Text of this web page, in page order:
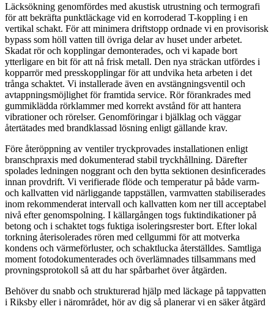
Läcksökning genomfördes med akustisk utrustning och termografi
för att bekräfta punktläckage vid en korroderad T-koppling i en
vertikal schakt. För att minimera driftstopp ordnade vi en provisorisk
bypass som höll vatten till övriga delar av huset under arbetet.
Skadat rör och kopplingar demonterades, och vi kapade bort
ytterligare en bit för att nå frisk metall. Den nya sträckan utfördes i
kopparrör med presskopplingar för att undvika heta arbeten i det
trånga schaktet. Vi installerade även en avstängningsventil och
avtappningsmöjlighet för framtida service. Rör förankrades med
gummiklädda rörklammer med korrekt avstånd för att hantera
vibrationer och rörelser. Genomföringar i bjälklag och väggar
återtätades med brandklassad lösning enligt gällande krav.
Före återöppning av ventiler tryckprovades installationen enligt
branschpraxis med dokumenterad stabil tryckhållning. Därefter
spolades ledningen noggrant och den bytta sektionen desinficerades
innan provdrift. Vi verifierade flöde och temperatur på både varm-
och kallvatten vid närliggande tappställen, varmvatten stabiliserades
inom rekommenderat intervall och kallvatten kom ner till acceptabel
nivå efter genomspolning. I källargången togs fuktindikationer på
betong och i schaktet togs fuktiga isoleringsrester bort. Efter lokal
torkning återisolerades rören med cellgummi för att motverka
kondens och värmeförluster, och schaktlucka återställdes. Samtliga
moment fotodokumenterades och överlämnades tillsammans med
provningsprotokoll så att du har spårbarhet över åtgärden.
Behöver du snabb och strukturerad hjälp med läckage på tappvatten
i Riksby eller i närområdet, hör av dig så planerar vi en säker åtgärd